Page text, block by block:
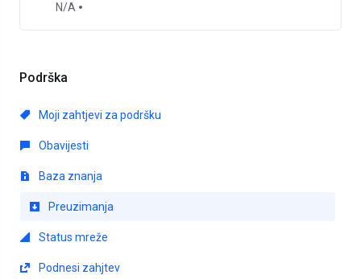
Podrška
Moji zahtjevi za podršku
Obavijesti
Baza znanja
Preuzimanja
Status mreže
Podnesi zahjtev
N/A